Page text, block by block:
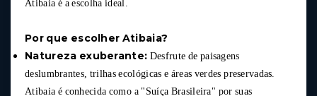
Atibaia é a escolha ideal.
Por que escolher Atibaia?
Natureza exuberante: Desfrute de paisagens
deslumbrantes, trilhas ecológicas e áreas verdes preservadas.
Atibaia é conhecida como a "Suíça Brasileira" por suas